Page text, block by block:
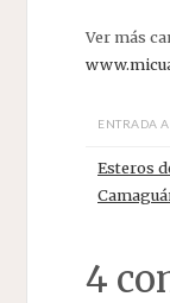
Ver más
ENTRADA
Esteros
4